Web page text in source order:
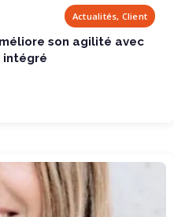
avec l’ERP No Code SIMAX, auto
Actualités, Client
son agilité avec
intégré